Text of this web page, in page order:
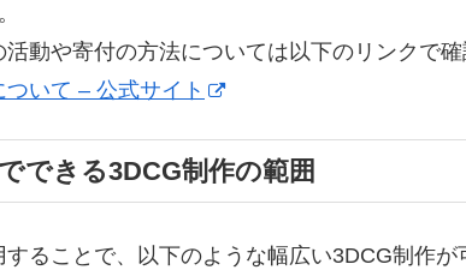
動や寄付の方法については以下のリンクで確
いて – 公式サイト
できる3DCG制作の範囲
ることで、以下のような幅広い3DCG制作が